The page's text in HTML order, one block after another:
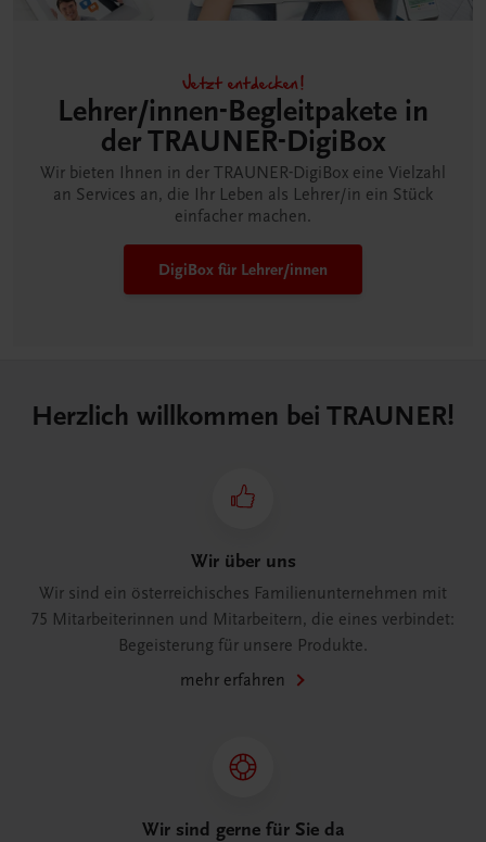
Jetzt entdecken!
Lehrer/innen-Begleitpakete in
der TRAUNER-DigiBox
Wir bieten Ihnen in der TRAUNER-DigiBox eine Vielzahl
an Services an, die Ihr Leben als Lehrer/in ein Stück
einfacher machen.
DigiBox für Lehrer/innen
Herzlich willkommen bei TRAUNER!
Wir über uns
Wir sind ein österreichisches Familienunternehmen mit
75 Mitarbeiterinnen und Mitarbeitern, die eines verbindet:
Begeisterung für unsere Produkte.
mehr erfahren
Wir sind gerne für Sie da